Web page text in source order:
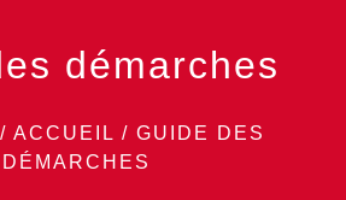
démarches
/ ACCUEIL / GUIDE DES
DÉMARCHES